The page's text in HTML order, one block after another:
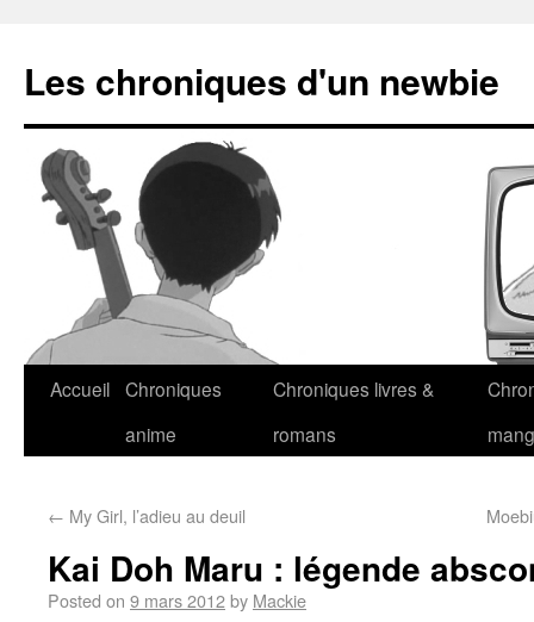
Les chroniques d'un newbie
Accueil Chroniques
anime
Chroniques livres &
romans
← My Girl, l’adieu au deuil
Kai Doh Maru : légende
Posted on 9 mars 2012by Mackie